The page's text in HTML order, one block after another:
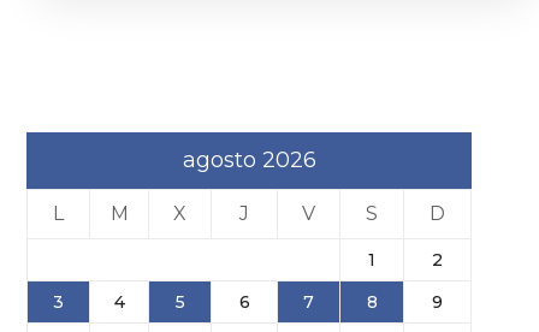
agosto 2026
L M X J V S D
1
2
3
4 5 6 7 8
9